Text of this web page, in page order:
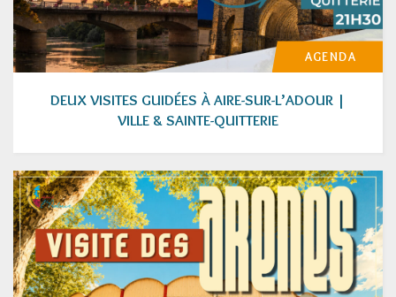
AGENDA
DEUX VISITES GUIDÉES À AIRE-SUR-L’ADOUR |
VILLE & SAINTE-QUITTERIE